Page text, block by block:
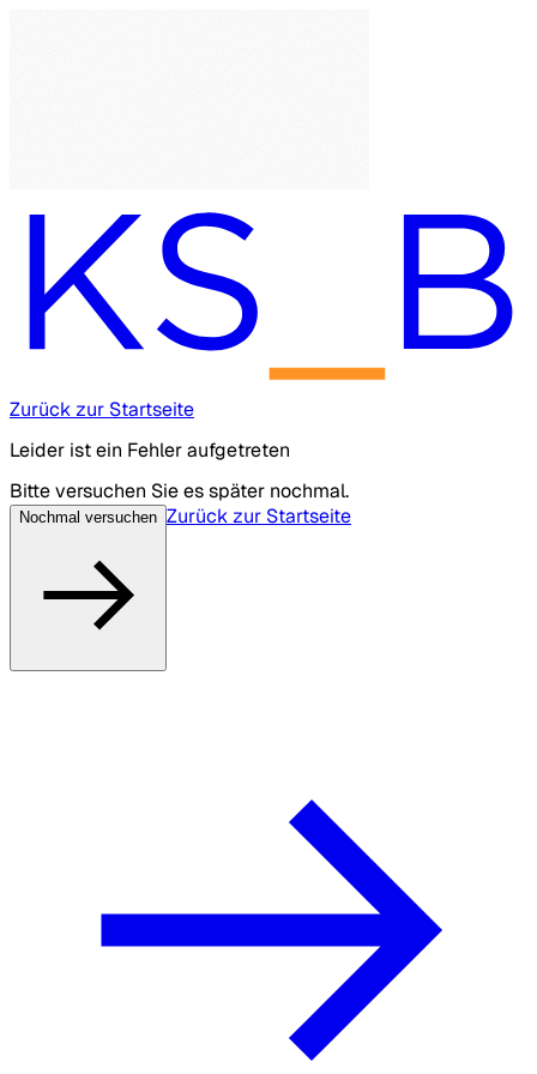
Zurück zur Startseite
Leider ist ein Fehler aufgetreten
Bitte versuchen Sie es später nochmal.
Nochmal versuchen Zurück zur Startseite